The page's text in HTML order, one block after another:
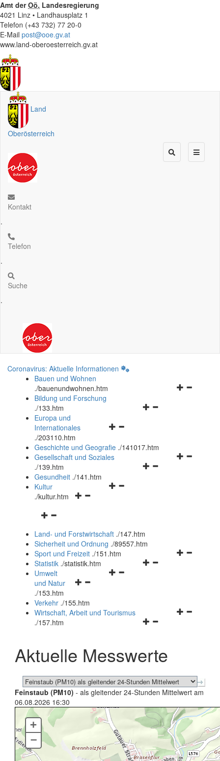
Amt derOö. Landesregierung
4021 Linz • Landhausplatz 1
Telefon (+43 732) 77 20-0
E-Mail post@ooe.gv.at
www.land-oberoesterreich.gv.at
Land
Oberösterreich
Kontakt
.
Telefon
.
Suche
.
Coronavirus: Aktuelle Informationen
Bauen und Wohnen
./bauenundwohnen.htm
Navigationsmenü
Bildung und Forschung
./133.htm
Navigationsmenü
und
schließen
Europa und
Internationales
./203110.htm
Geschichte und Geografie ./141017.htm
Navigationsmenü
Gesellschaft und Soziales
./139.htm
Navigationsmenü
Gesundheit ./141.htm
Navigationsmenü
Kultur
./kultur.htm
Navigationsmenü
und
schließen
Land- und Forstwirtschaft ./147.htm
Sicherheit und Ordnung ./89557.htm
Navigationsmenü
Sport und Freizeit ./151.htm
Navigationsmenü
Statistik ./statistik.htm
Navigationsmenü
und
schließen
Umwelt
und Natur
./153.htm
Verkehr ./155.htm
Navigationsmenü
schließen
Wirtschaft, Arbeit und Tourismus
./157.htm
Aktuelle Messwerte
Feinstaub (PM10) - als gleitender 24-Stunden Mittelwert am
06.08.2026 16:30
+
–